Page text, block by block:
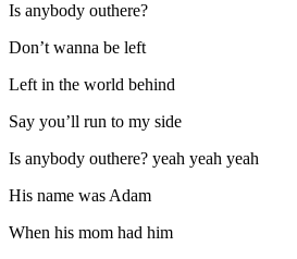
Is anybody outhere?
Don’t wanna be left
Left in the world behind
Say you’ll run to my side
Is anybody outhere? yeah yeah yeah
His name was Adam
When his mom had him